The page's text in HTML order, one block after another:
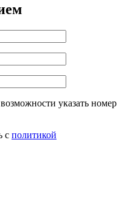
указать номер
с политикой